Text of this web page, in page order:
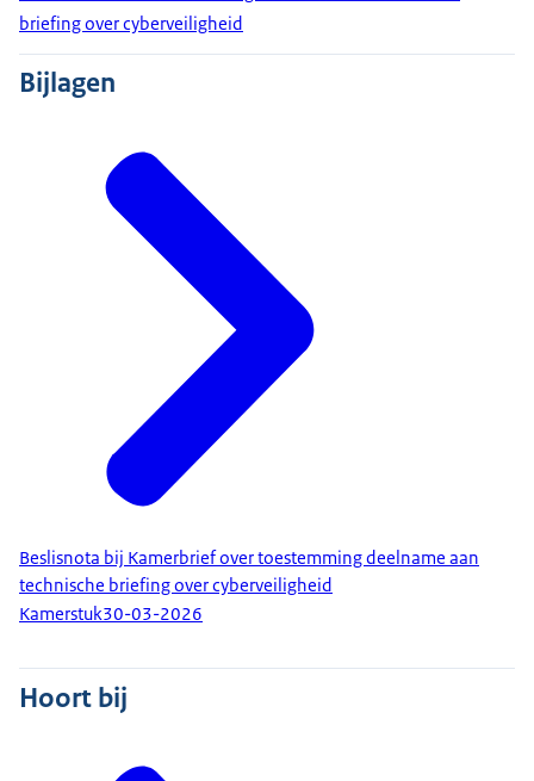
briefing over cyberveiligheid
Bijlagen
Beslisnota bij Kamerbrief over toestemming deelname aan
technische briefing over cyberveiligheid
Kamerstuk30-03-2026
Hoort bij